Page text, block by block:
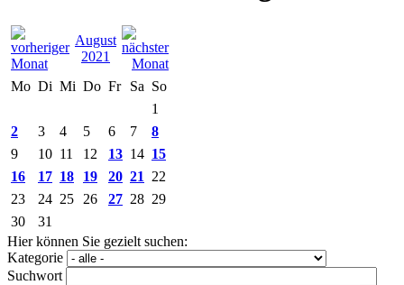
August
2021
Mo Di Mi Do Fr Sa So
1
2
3 4 5 6 7
8
9
10 11 12 13 14 15
16
17 18 19 20 21
22
23
24 25 26 27 28 29
30
31
Hier können Sie gezielt suchen:
Kategorie
Suchwort